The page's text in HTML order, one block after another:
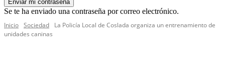
Se te ha enviado una contraseña por correo electrónico.
Inicio Sociedad
La Policía Local de Coslada organiza un entrenamiento de
unidades caninas